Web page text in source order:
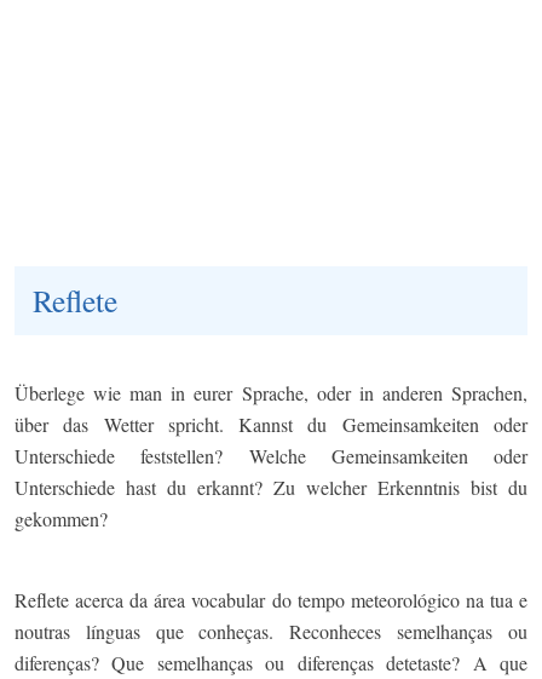
Reflete
Überlege wie man in eurer Sprache, oder in anderen Sprachen,
über das Wetter spricht. Kannst du Gemeinsamkeiten oder
Unterschiede feststellen? Welche Gemeinsamkeiten oder
Unterschiede hast du erkannt? Zu welcher Erkenntnis bist du
gekommen?
Reflete acerca da área vocabular do tempo meteorológico na tua e
noutras línguas que conheças. Reconheces semelhanças ou
diferenças? Que semelhanças ou diferenças detetaste? A que